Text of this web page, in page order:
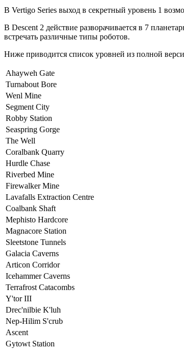
В Vertigo Series выход в секретный уровень 1
В Descent 2 действие разворачивается в 7
встречать различные типы роботов.
Ниже приводится список уровней из полной
Ahayweh Gate
Turnabout Bore
Wenl Mine
Segment City
Robby Station
Seaspring Gorge
The Well
Coralbank Quarry
Hurdle Chase
Riverbed Mine
Firewalker Mine
Lavafalls Extraction Centre
Coalbank Shaft
Mephisto Hardcore
Magnacore Station
Sleetstone Tunnels
Galacia Caverns
Articon Corridor
Icehammer Caverns
Terrafrost Catacombs
Y'tor III
Drec'nilbie K'luh
Nep-Hilim S'crub
Ascent
Gytowt Station